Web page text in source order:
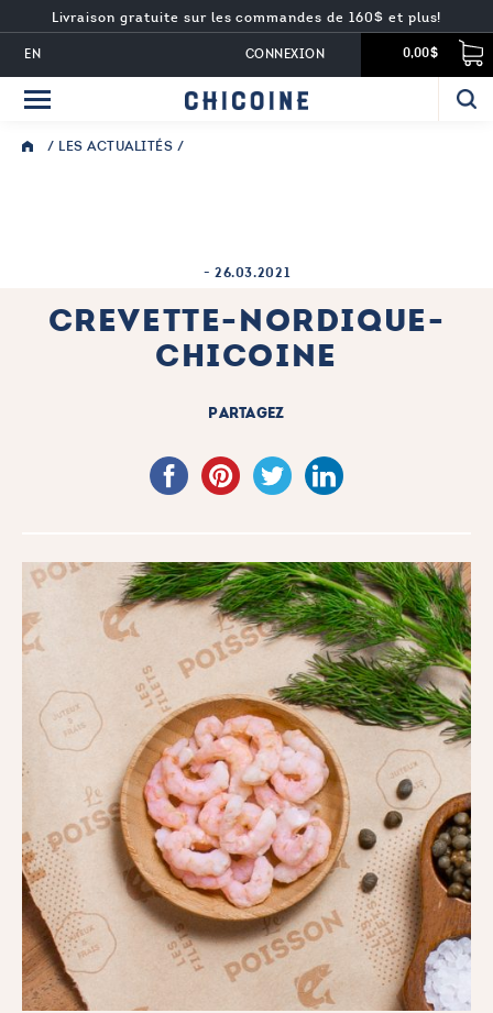
EN
Livraison gratuite sur les commandes de 160$ et plus!
0,00$
CONNEXION
/ LES ACTUALITÉS /
- 26.03.2021
CREVETTE-NORDIQUE-
CHICOINE
PARTAGEZ